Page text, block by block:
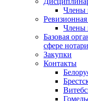
Члены
Члены
Базовая
сфере
Закупки
Контакты